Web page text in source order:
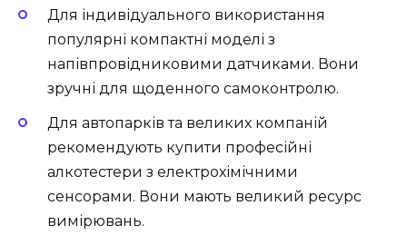
Для індивідуального використання
популярні компактні моделі з
напівпровідниковими датчиками. Вони
зручні для щоденного самоконтролю.
Для автопарків та великих компаній
рекомендують купити професійні
алкотестери з електрохімічними
сенсорами. Вони мають великий ресурс
вимірювань.